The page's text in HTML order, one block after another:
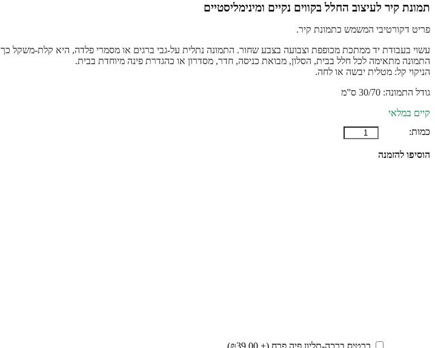
היה:
הוא:
תמונת קיר לעיצוב החלל בקווים נקיים ומינימליסטיים
פריט דקורטיבי המשמש כתמונת קיר.
עשוי בעבודת יד ממתכת מכופפת וצבועה בצבע שחור. התמונה נתלית על-גבי ברגים או מסמרי פלדה, היא קלת-משקל
התמונה מתאימה לכל חלל בבית, הסלון, מבואת כניסה, חדר, מסדרון או כהגדרת פינה מיוחדת בבית.
הניקוי קל: מטלית יבשה או לחה.
גודל התמונה: 30/70 ס”מ
קיים במלאי
כמות:
כמות
תמונתהוסיפו להזמנה